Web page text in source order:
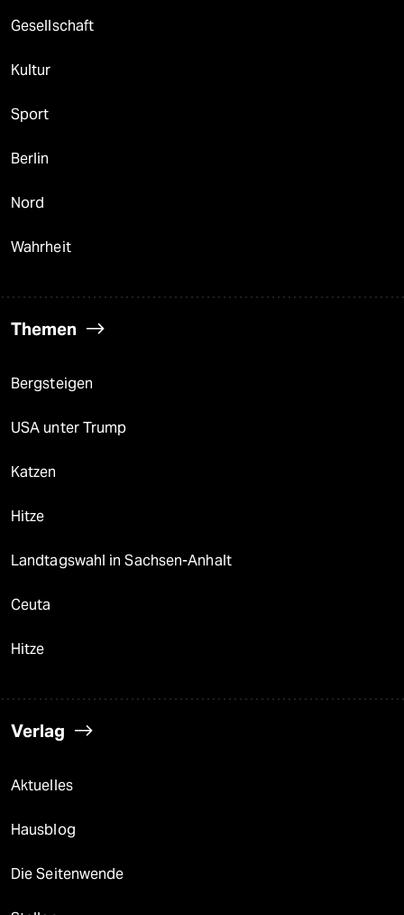
Gesellschaft
Kultur
Sport
Berlin
Nord
Wahrheit
Themen
Bergsteigen
USA unter Trump
Katzen
Hitze
Landtagswahl in Sachsen-Anhalt
Ceuta
Hitze
Verlag
Aktuelles
Hausblog
Die Seitenwende